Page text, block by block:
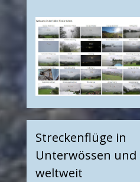
Streckenflüge in
Unterwössen und
weltweit